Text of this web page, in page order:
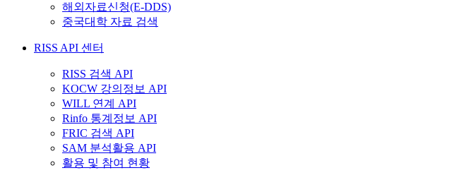
해외자료신청(E-DDS)
중국대학 자료 검색
RISS API 센터
RISS 검색 API
KOCW 강의정보 API
WILL 연계 API
Rinfo 통계정보 API
FRIC 검색 API
SAM 분석활용 API
활용 및 참여 현황